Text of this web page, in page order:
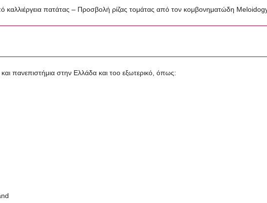
καλλιέργεια πατάτας – Προσβολή ρίζας τομάτας από τον κομβονηματώδη
και πανεπιστήμια στην Ελλάδα και τοο εξωτερικό, όπως: